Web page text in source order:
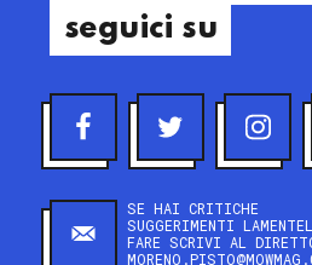
seguici su
SE HAI CRITICHE
SUGGERIMENTI
FARE SCRIVI AL